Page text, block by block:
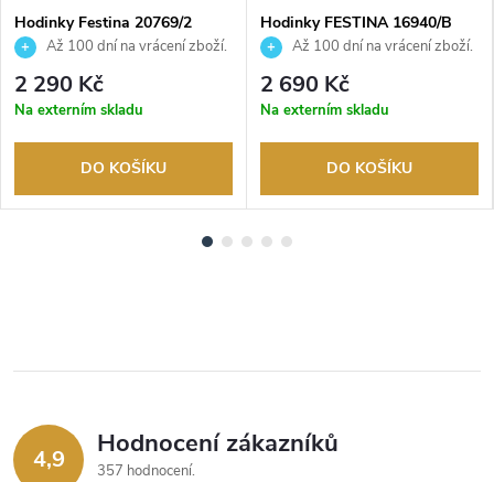
Hodinky Festina 20769/2
Až 100 dní na vrácení zboží.
Autorizovaný prodejce.
2 290 Kč
Na externím skladu
DO KOŠÍKU
Hodinky FESTINA 16940/B
Až 100 dní na vrácení zboží.
Autorizovaný prodejce.
2 690 Kč
Na externím skladu
DO KOŠÍKU
4,9 Hodnocení zákazníků
357 hodnocení